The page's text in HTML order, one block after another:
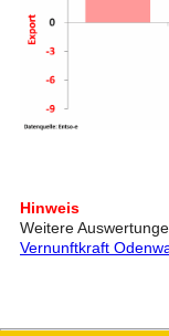
Hinweis
Weitere
Vernunftkraft